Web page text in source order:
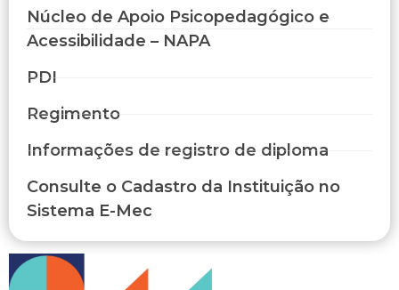
Núcleo de Apoio Psicopedagógico e
Acessibilidade – NAPA
PDI
Regimento
Informações de registro de diploma
Consulte o Cadastro da Instituição no
Sistema E-Mec